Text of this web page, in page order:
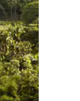
pomocou